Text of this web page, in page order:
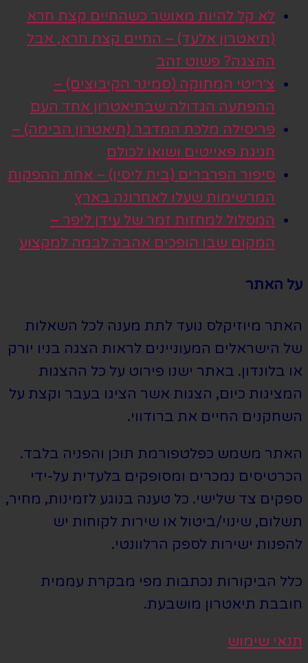
לא קל להיות מאושר כשהחיים קצת חרא
(תיאטרון אלעד) – החיים קצת חרא, אבל
ההצגה? פשוט זהב
צ׳ריטי המתוקה (סמינר הקיבוצים) –
ההפתעה הגדולה שבתיאטרון אחד העם
פריסילה מלכת המדבר (תיאטרון הבימה) –
חגיגת פאייטים ושואו לכולם
סיפור הפרברים (בית ליסין) – אחת ההפקות
המרשימות שעלו לאחרונה בארץ
המסלול למחזות זמר של עידן ליפר –
המקום שבו הופכים אהבה לבמה למקצוע
על האתר
האתר מיוזיקלס נועד לתת מענה לכל השאלות
של הישראלים המעוניינים לראות הצגה בניו יורק
או בלונדון. באתר ישנו פירוט על כל ההצגות
המציגות כיום, הצגות אשר הציגו בעבר וקצת על
השחקנים החיים את ברודווי.
האתר משמש כפלטפורמת תוכן והפניה בלבד.
הכרטיסים נמכרים ומסופקים בלעדית על-ידי
ספקים צד שלישי. כל טענה בנוגע לזמינות, מחיר,
תשלום, שינוי/ביטול או שירות לקוחות יש
להפנות ישירות לספק הרלוונטי.
כלל הביקורות נכתבות מפי מבקרת עממית
חובבת תיאטרון מושבעת.
תנאי שימוש